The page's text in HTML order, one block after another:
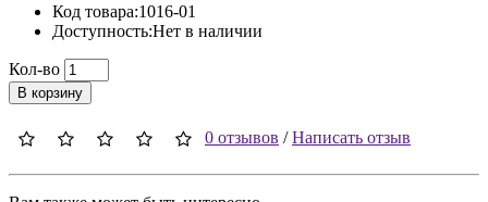
Код товара:1016-01
Доступность:Нет в наличии
Кол-во
В корзину
0 отзывов /Написать отзыв